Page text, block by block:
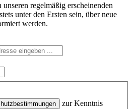
regelmäßig erscheinenden
unter den Ersten sein, über neue
werden.
zur Kenntnis